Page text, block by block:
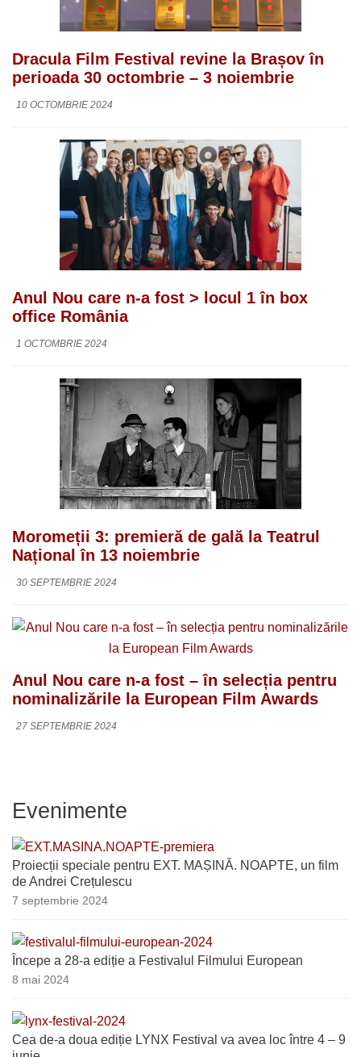
Dracula Film Festival revine la Brașov în
perioada 30 octombrie – 3 noiembrie
10 OCTOMBRIE 2024
Anul Nou care n-a fost > locul 1 în box
office România
1 OCTOMBRIE 2024
Moromeții 3: premieră de gală la Teatrul
Național în 13 noiembrie
30 SEPTEMBRIE 2024
Anul Nou care n-a fost – în selecția pentru
nominalizările la European Film Awards
27 SEPTEMBRIE 2024
Evenimente
Proiecții speciale pentru EXT. MAȘINĂ. NOAPTE, un film
de Andrei Crețulescu
7 septembrie 2024
Începe a 28-a ediție a Festivalul Filmului European
8 mai 2024
Cea de-a doua ediție LYNX Festival va avea loc între 4 – 9